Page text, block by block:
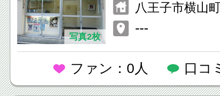
写真2枚
八王子市横山
---
ファン：0人 口コ